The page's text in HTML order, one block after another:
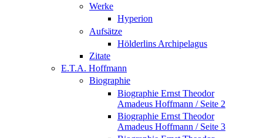
Werke
Hyperion
Aufsätze
Hölderlins Archipelagus
Zitate
E.T.A. Hoffmann
Biographie
Biographie Ernst Theodor
Amadeus Hoffmann / Seite 2
Biographie Ernst Theodor
Amadeus Hoffmann / Seite 3